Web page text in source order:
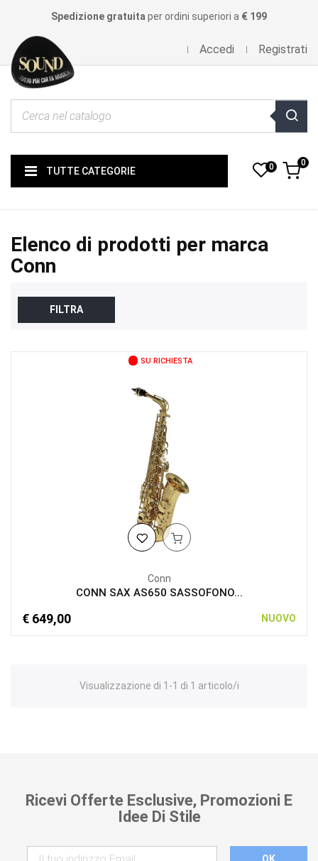
Spedizione gratuita per ordini superiori a € 199
Accedi Registrati
TUTTE CATEGORIE 0 0
Elenco di prodotti per marca
Conn
FILTRA
SU RICHIESTA
Conn
CONN SAX AS650 SASSOFONO...
€ 649,00 NUOVO
Visualizzazione di 1-1 di 1 articolo/i
Ricevi Offerte Esclusive, Promozioni E
Idee Di Stile